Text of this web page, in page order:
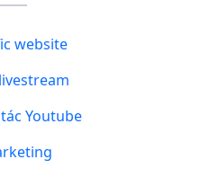
website
Youtube